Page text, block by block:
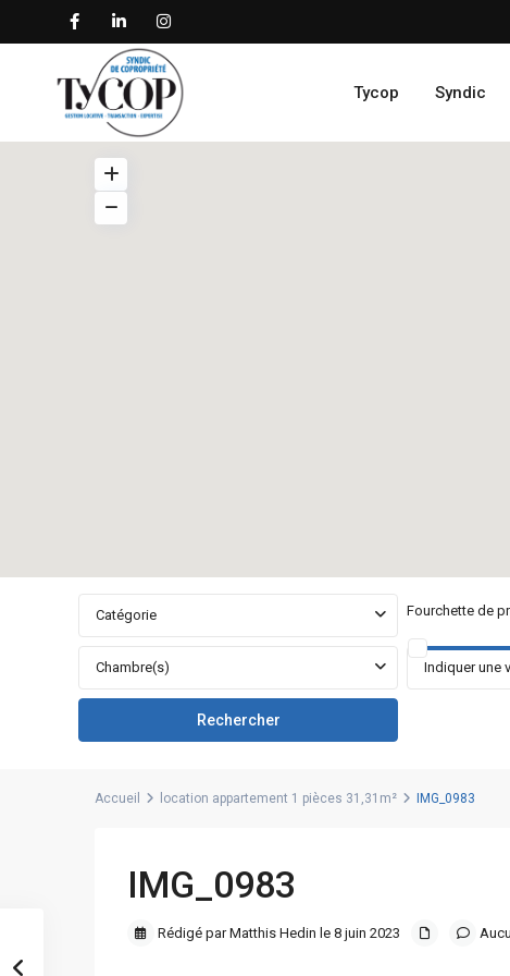
Tycop Syndic
Catégorie Fourchette de
Chambre(s)
Accueil location appartement 1 pièces 31,31m² IMG_0983
IMG_0983
Rédigé par Matthis Hedin le 8 juin 2023